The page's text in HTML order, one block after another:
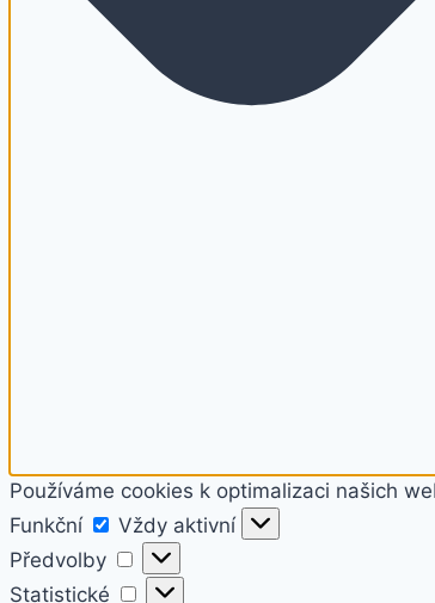
Používáme cookies k optimalizaci našich
Funkční
Funkční
Vždy aktivní
Předvolby
Předvolby
Statistické
Statistické